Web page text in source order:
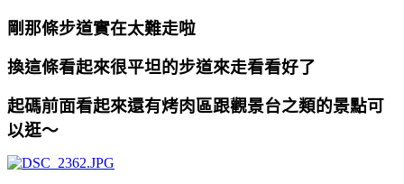
剛那條步道實在太難走啦
換這條看起來很平坦的步道來走看看好了
起碼前面看起來還有烤肉區跟觀景台之類的景點可
以逛～